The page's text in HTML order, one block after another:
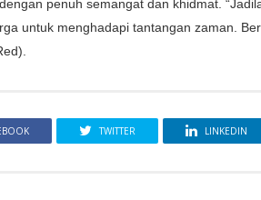
penuh semangat dan khidmat.
untuk menghadapi tantangan zaman.
TWITTER LINKEDIN